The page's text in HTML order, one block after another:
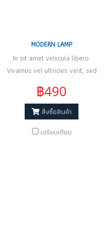
MODERN LAMP
In sit amet vehicula libero.
Vivamus vel ultricies velit, sed
฿490
สั่งซื้อสินค้า
เปรียบเทียบ